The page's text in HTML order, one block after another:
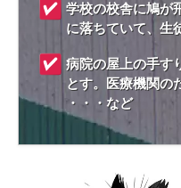
学校の校舎に鳩が
に落ちていて、生
病院の屋上の手す
とす。医療機関の
・・・など